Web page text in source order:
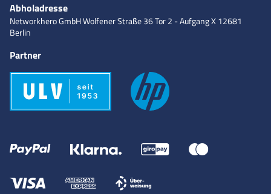
Abholadresse
Networkhero GmbHWolfener Straße 36Tor 2 - Aufgang X12681
Berlin
Partner